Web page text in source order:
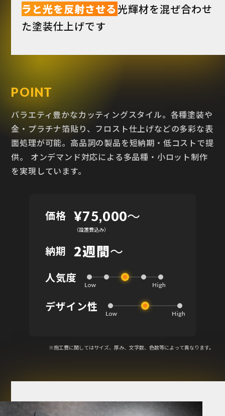
ラと光を反射させる 光輝材を混ぜ合わせ
た塗装仕上げです
POINT
バラエティ豊かなカッティングスタイル。各種塗装や
金・プラチナ箔貼り、フロスト仕上げなどの多彩な表
面処理が可能。高品詞の製品を短納期・低コストで提
供。 オンデマンド対応による多品種・小ロット制作
を実現しています。
価格 ¥75,000〜
（設置費込み）
納期 2週間～
人気度
デザイン性
※施工費に関してはサイズ、厚み、文字数、色数等によって異なります。